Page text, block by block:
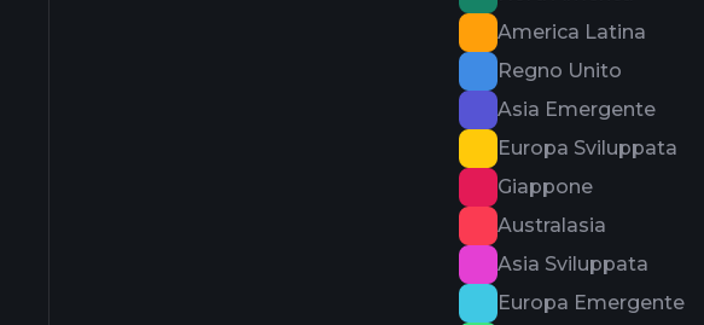
America Latina
Regno Unito
Asia Emergente
Europa Sviluppata
Giappone
Australasia
Asia Sviluppata
Europa Emergente